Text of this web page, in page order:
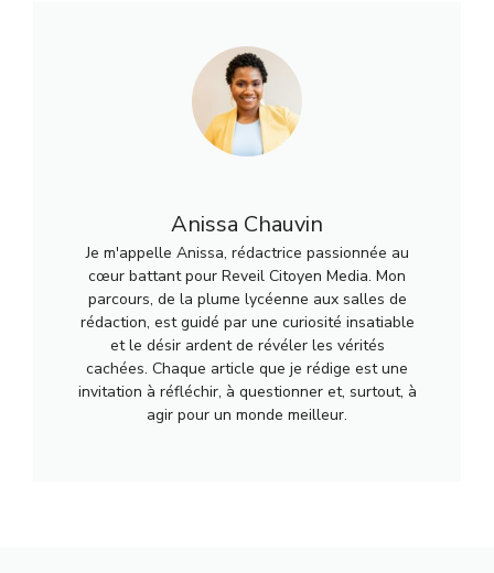
Anissa Chauvin
Je m'appelle Anissa, rédactrice passionnée au
cœur battant pour Reveil Citoyen Media. Mon
parcours, de la plume lycéenne aux salles de
rédaction, est guidé par une curiosité insatiable
et le désir ardent de révéler les vérités
cachées. Chaque article que je rédige est une
invitation à réfléchir, à questionner et, surtout, à
agir pour un monde meilleur.